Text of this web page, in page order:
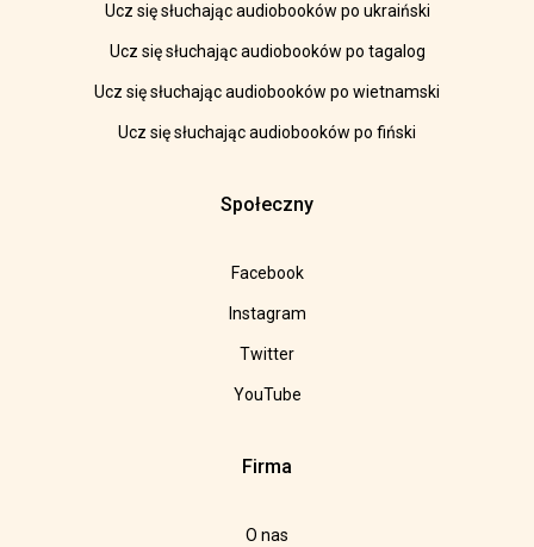
Ucz się słuchając audiobooków po ukraiński
Ucz się słuchając audiobooków po tagalog
Ucz się słuchając audiobooków po wietnamski
Ucz się słuchając audiobooków po fiński
Społeczny
Facebook
Instagram
Twitter
YouTube
Firma
O nas